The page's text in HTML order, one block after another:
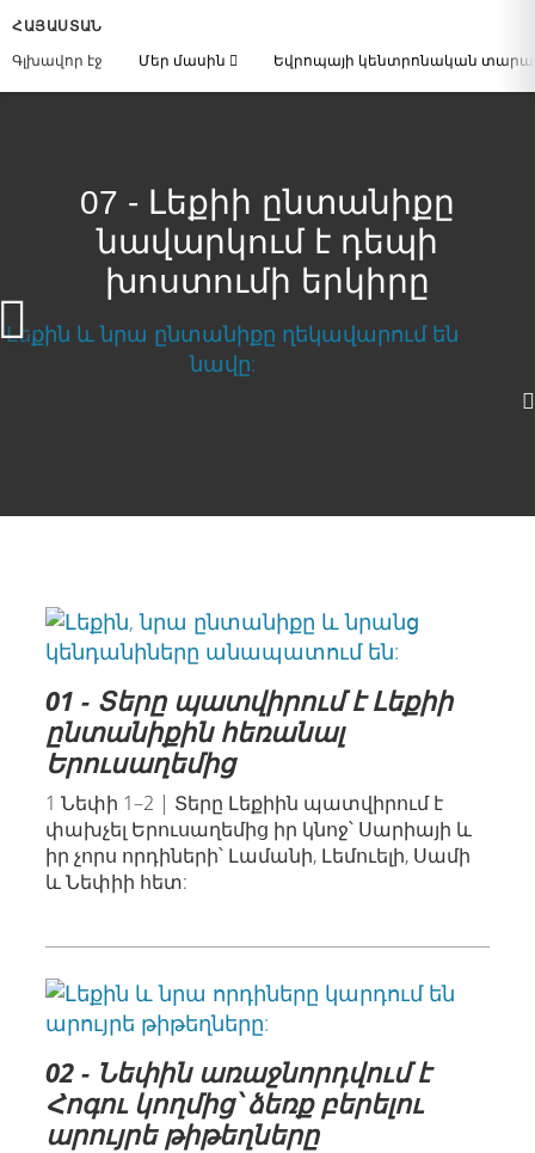
ՀԱՅԱՍՏԱՆ
Գլխավոր էջ
Մեր մասին Եվրոպայի կենտրոնական
07 - Լեքիի ընտանիքը
նավարկում է դեպի
խոստումի երկիրը
01 - Տերը պատվիրում է Լեքիի
ընտանիքին հեռանալ
Երուսաղեմից
1 Նեփի 1–2 | Տերը Լեքիին պատվիրում է
փախչել Երուսաղեմից իր կնոջ՝ Սարիայի և
իր չորս որդիների՝ Լամանի, Լեմուելի, Սամի
և Նեփիի հետ:
02 - Նեփին առաջնորդվում է
Հոգու կողմից՝ ձեռք բերելու
արույրե թիթեղները